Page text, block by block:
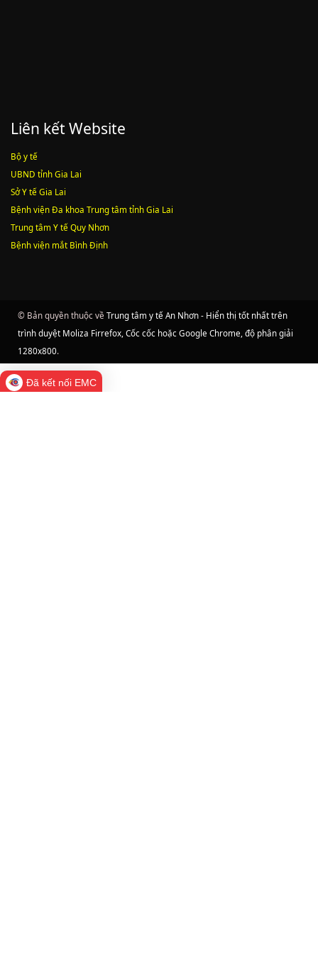
Liên kết Website
Bộ y tế
UBND tỉnh Gia Lai
Sở Y tế Gia Lai
Bệnh viện Đa khoa Trung tâm tỉnh Gia Lai
Trung tâm Y tế Quy Nhơn
Bệnh viện mắt Bình Định
© Bản quyền thuộc về Trung tâm y tế An Nhơn - Hiển thị tốt nhất trên
trình duyệt Moliza Firrefox, Cốc cốc hoặc Google Chrome, độ phân giải
1280x800.
Đã kết nối EMC